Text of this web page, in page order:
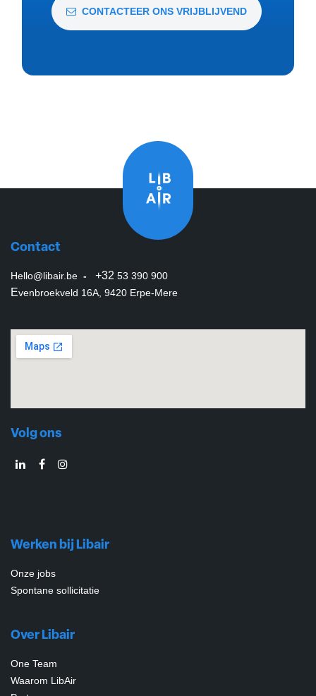
CONTACTEER ONS VRIJBLIJVEND
Contact
Hello@libair.be - +32 53 390 900
Evenbroekveld 16A, 9420 Erpe-Mere
Volg ons
Werken bij Libair
Onze jobs
Spontane sollicitatie
Over Libair
One Team
Waarom LibAir